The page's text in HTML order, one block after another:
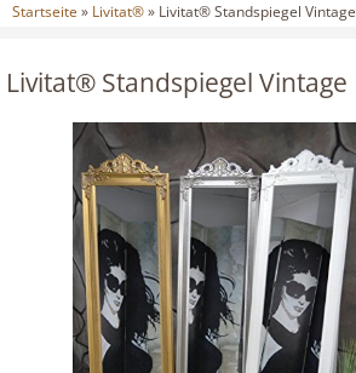
Startseite » Livitat®» Livitat® Standspiegel Vintage
Livitat® Standspiegel Vintage